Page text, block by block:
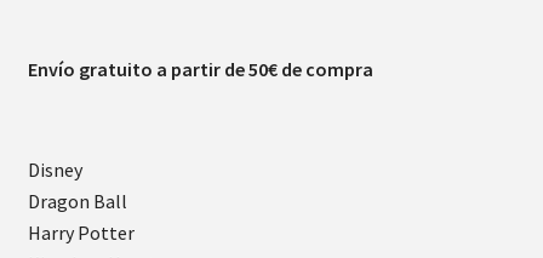
Envío gratuito a partir de 50€ de compra
Disney
Dragon Ball
Harry Potter